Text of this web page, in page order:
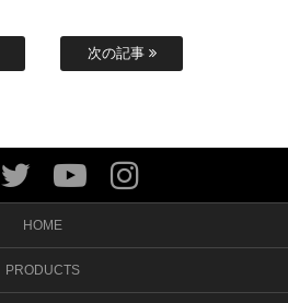
次の記事
HOME
PRODUCTS